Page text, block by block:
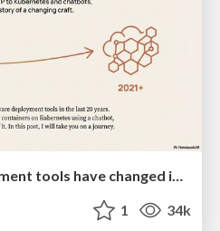
How Software Deployment tools have changed in the past 20 years
1 34k